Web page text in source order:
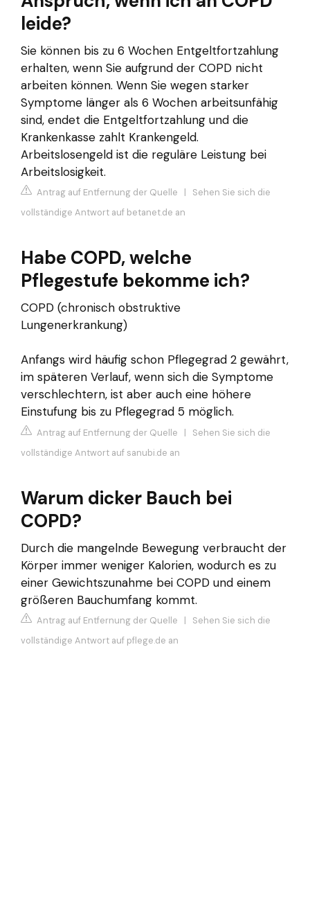
leide?
Sie können bis zu 6 Wochen Entgeltfortzahlung
erhalten, wenn Sie aufgrund der COPD nicht
arbeiten können. Wenn Sie wegen starker
Symptome länger als 6 Wochen arbeitsunfähig
sind, endet die Entgeltfortzahlung und die
Krankenkasse zahlt Krankengeld.
Arbeitslosengeld ist die reguläre Leistung bei
Arbeitslosigkeit.
Antrag auf Entfernung der Quelle | Sehen Sie sich die
vollständige Antwort auf betanet.de an
Habe COPD, welche
Pflegestufe bekomme ich?
COPD (chronisch obstruktive
Lungenerkrankung)
Anfangs wird häufig schon Pflegegrad 2 gewährt,
im späteren Verlauf, wenn sich die Symptome
verschlechtern, ist aber auch eine höhere
Einstufung bis zu Pflegegrad 5 möglich.
Antrag auf Entfernung der Quelle | Sehen Sie sich die
vollständige Antwort auf sanubi.de an
Warum dicker Bauch bei
COPD?
Durch die mangelnde Bewegung verbraucht der
Körper immer weniger Kalorien, wodurch es zu
einer Gewichtszunahme bei COPD und einem
größeren Bauchumfang kommt.
Antrag auf Entfernung der Quelle | Sehen Sie sich die
vollständige Antwort auf pflege.de an